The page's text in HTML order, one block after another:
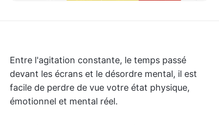
Entre l'agitation constante, le temps passé
devant les écrans et le désordre mental, il est
facile de perdre de vue votre état physique,
émotionnel et mental réel.